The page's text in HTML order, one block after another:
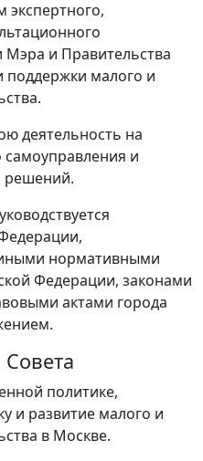
экспертного,
Мэра и Правительства
поддержки малого и
деятельность на
и
решений.
нормативными
Федерации, законами
актами города
политике,
и развитие малого и
в Москве.